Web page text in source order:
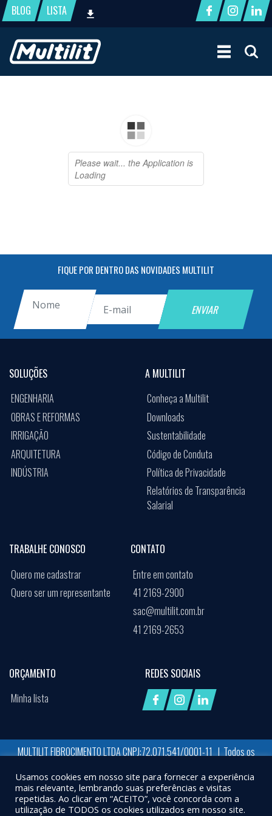
BLOG LISTA
FIQUE POR DENTRO DAS NOVIDADES MULTILIT
SOLUÇÕES
ENGENHARIA
OBRAS E REFORMAS
IRRIGAÇÃO
ARQUITETURA
INDÚSTRIA
A MULTILIT
Conheça a Multilit
Downloads
Sustentabilidade
Código de Conduta
Política de Privacidade
Relatórios de Transparência
Salarial
ORÇAMENTO
Minha lista
TRABALHE CONOSCO
Quero me cadastrar
Quero ser um representante
CONTATO
Entre em contato
41 2169-2900
sac@multilit.com.br
41 2169-2653
REDES SOCIAIS
MULTILIT FIBROCIMENTO LTDA CNPJ:72.071.541/0001-11 | Todos os
Desenvolvido por:Job Space
UTILIZAMOS COOKIES PARA GARANTIR QUE VOCÊ TENHA A MELHOR EXPERIÊNCIA EM
Usamos cookies em nosso site para fornecer a experiência
mais relevante, lembrando suas preferências e visitas
repetidas. Ao clicar em “ACEITO”, você concorda com a
utilização de TODOS os cookies utilizados em nosso site.